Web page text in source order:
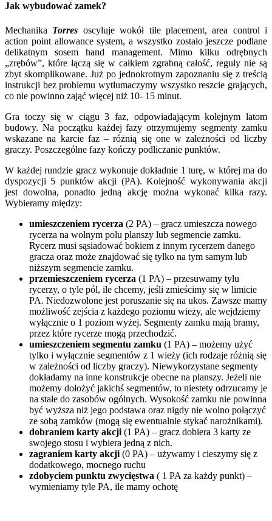
Jak wybudować zamek?
Mechanika Torres oscyluje wokół tile placement, area control i
action point allowance system, a wszystko zostało jeszcze podlane
delikatnym sosem hand management. Mimo kilku odrębnych
„zrębów”, które łączą się w całkiem zgrabną całość, reguły nie są
zbyt skomplikowane. Już po jednokrotnym zapoznaniu się z treścią
instrukcji bez problemu wytłumaczymy wszystko reszcie grających,
co nie powinno zająć więcej niż 10- 15 minut.
Gra toczy się w ciągu 3 faz, odpowiadającym kolejnym latom
budowy. Na początku każdej fazy otrzymujemy segmenty zamku
wskazane na karcie faz – różnią się one w zależności od liczby
graczy. Poszczególne fazy kończy podliczanie punktów.
W każdej rundzie gracz wykonuje dokładnie 1 turę, w której ma do
dyspozycji 5 punktów akcji (PA). Kolejność wykonywania akcji
jest dowolna, ponadto jedną akcję można wykonać kilka razy.
Wybieramy między:
umieszczeniem rycerza (2 PA) – gracz umieszcza nowego
rycerza na wolnym polu planszy lub segmencie zamku.
Rycerz musi sąsiadować bokiem z innym rycerzem danego
gracza oraz może znajdować się tylko na tym samym lub
niższym segmencie zamku.
przemieszczeniem rycerza (1 PA) – przesuwamy tylu
rycerzy, o tyle pól, ile chcemy, jeśli zmieścimy się w limicie
PA. Niedozwolone jest poruszanie się na ukos. Zawsze mamy
możliwość zejścia z każdego poziomu wieży, ale wejdziemy
wyłącznie o 1 poziom wyżej. Segmenty zamku mają bramy,
przez które rycerze mogą przechodzić.
umieszczeniem segmentu zamku (1 PA) – możemy użyć
tylko i wyłącznie segmentów z 1 wieży (ich rodzaje różnią się
w zależności od liczby graczy). Niewykorzystane segmenty
dokładamy na inne konstrukcje obecne na planszy. Jeżeli nie
możemy dołożyć jakichś segmentów, to niestety odrzucamy je
na stałe do zasobów ogólnych. Wysokość zamku nie powinna
być wyższa niż jego podstawa oraz nigdy nie wolno połączyć
ze sobą zamków (mogą się ewentualnie stykać narożnikami).
dobraniem karty akcji (1 PA) – gracz dobiera 3 karty ze
swojego stosu i wybiera jedną z nich.
zagraniem karty akcji (0 PA) – używamy i cieszymy się z
dodatkowego, mocnego ruchu
zdobyciem punktu zwycięstwa ( 1 PA za każdy punkt) –
wymieniamy tyle PA, ile mamy ochotę